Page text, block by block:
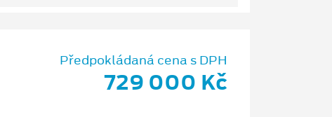
Předpokládaná cena s DPH
729 000 Kč